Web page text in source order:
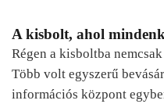
A kisbolt, ahol
Régen a kisboltba
Több volt egyszerű
információs központ